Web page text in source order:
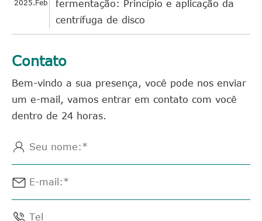
2025.Feb
fermentação: Princípio e aplicação da
centrífuga de disco
Contato
Bem-vindo a sua presença, você pode nos enviar
um e-mail, vamos entrar em contato com você
dentro de 24 horas.


